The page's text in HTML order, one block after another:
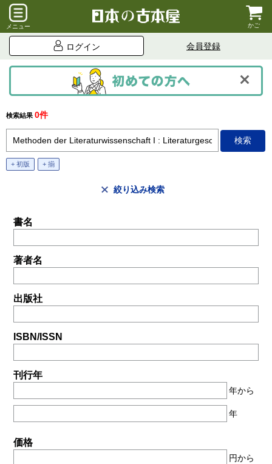
メニュー かご
ログイン 会員登録
検索結果 0件
+ 初版 + 揃
絞り込み検索
書名
著者名
出版社
ISBN/ISSN
刊行年
年から
年
価格
円から